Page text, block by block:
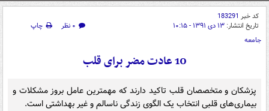
کد خبر 183291
تاریخ انتشار: ۱۳ دی ۱۳۹۱ - ۱۰:۱۵ ۰ نظر
چاپ
جامعه
10 عادت مضر برای قلب
پزشکان و متخصصان قلب تاکید دارند که مهمترین عامل بروز مشکلات و
بیماری‌های قلبی انتخاب یک الگوی زندگی ناسالم و غیر بهداشتی است.